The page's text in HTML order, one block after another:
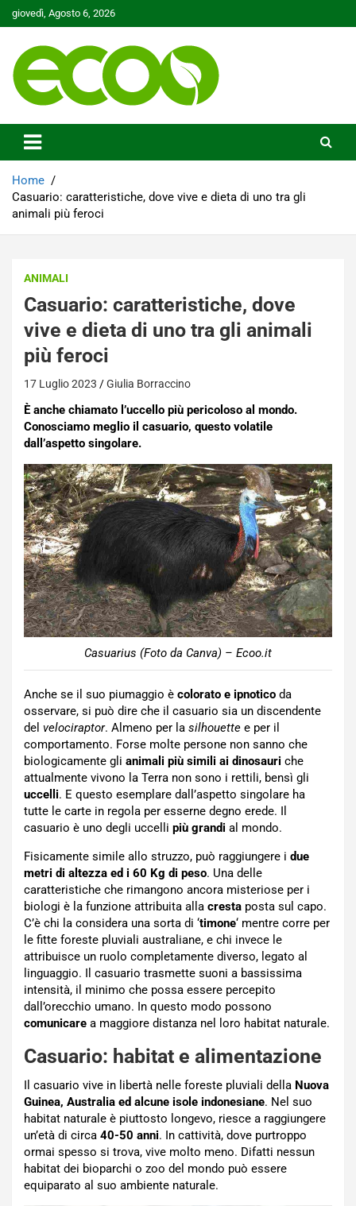
Skip
to
giovedì, Agosto 6, 2026
Ecoo.it
Home
Casuario: caratteristiche, dove vive e dieta di uno tra gli
animali più feroci
ANIMALI
Casuario: caratteristiche, dove
vive e dieta di uno tra gli animali
più feroci
17 Luglio 2023 Giulia Borraccino
È anche chiamato l’uccello più pericoloso al mondo.
Conosciamo meglio il casuario, questo volatile
dall’aspetto singolare.
Casuarius (Foto da Canva) – Ecoo.it
Anche se il suo piumaggio è colorato e ipnotico da
osservare, si può dire che il casuario sia un discendente
del velociraptor. Almeno per la silhouette e per il
comportamento. Forse molte persone non sanno che
biologicamente gli animali più simili ai dinosauri che
attualmente vivono la Terra non sono i rettili, bensì gli
uccelli. E questo esemplare dall’aspetto singolare ha
tutte le carte in regola per esserne degno erede. Il
casuario è uno degli uccelli più grandi al mondo.
Fisicamente simile allo struzzo, può raggiungere i due
metri di altezza ed i 60 Kg di peso. Una delle
caratteristiche che rimangono ancora misteriose per i
biologi è la funzione attribuita alla cresta posta sul capo.
C’è chi la considera una sorta di ‘timone‘ mentre corre per
le fitte foreste pluviali australiane, e chi invece le
attribuisce un ruolo completamente diverso, legato al
linguaggio. Il casuario trasmette suoni a bassissima
intensità, il minimo che possa essere percepito
dall’orecchio umano. In questo modo possono
comunicare a maggiore distanza nel loro habitat naturale.
Casuario: habitat e alimentazione
Il casuario vive in libertà nelle foreste pluviali della Nuova
Guinea, Australia ed alcune isole indonesiane. Nel suo
habitat naturale è piuttosto longevo, riesce a raggiungere
un’età di circa 40-50 anni. In cattività, dove purtroppo
ormai spesso si trova, vive molto meno. Difatti nessun
habitat dei bioparchi o zoo del mondo può essere
equiparato al suo ambiente naturale.